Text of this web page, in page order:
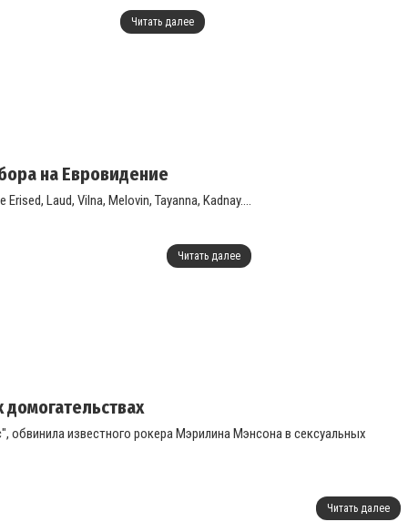
Читать далее
на Евровидение
Laud, Vilna, Melovin, Tayanna, Kadnay....
Читать далее
известного рокера Мэрилина Мэнсона в сексуальных
Читать далее